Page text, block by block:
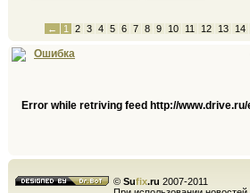
← 1 2 3 4 5 6 7 8 9 10 11 12 13 14
Ошибка
Error while retriving feed http://
© Sufix.ru 2007-2011